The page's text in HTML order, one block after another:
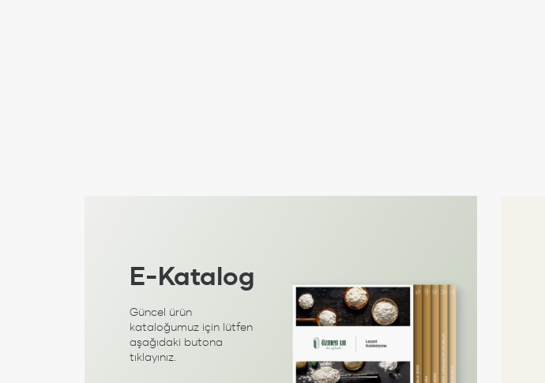
E-Katalog
Güncel ürün
kataloğumuz için lütfen
aşağıdaki butona
tıklayınız.